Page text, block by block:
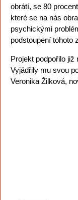
obrátí, se 80
které se na nás
psychickými
podstoupení tohoto
Projekt podpořilo
Vyjádřily mu svou
Veronika Žilková,